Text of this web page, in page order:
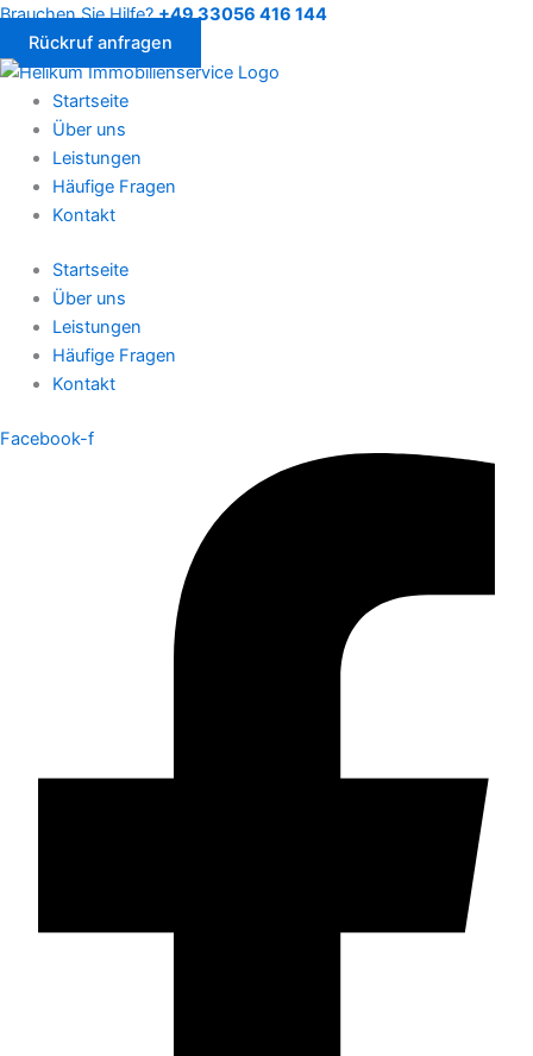
Skip
content
Brauchen Sie Hilfe?+49 33056 416 144
Rückruf anfragen
Startseite
Über uns
Leistungen
Häufige Fragen
Kontakt
Startseite
Über uns
Leistungen
Häufige Fragen
Kontakt
Facebook-f